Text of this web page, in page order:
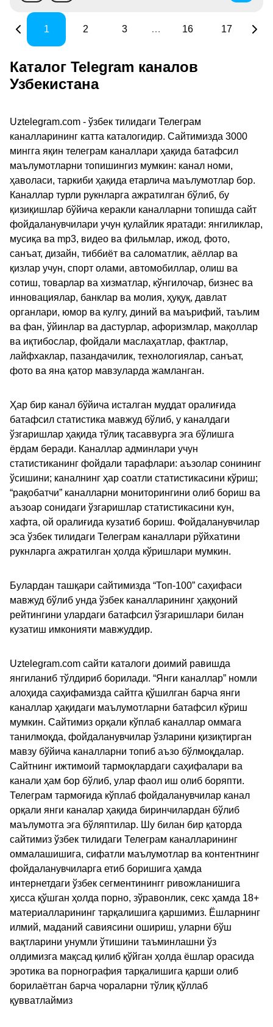
1 2 3 … 16 17
Каталог Telegram каналов
Узбекистана
Uztelegram.com - ўзбек тилидаги Телеграм
каналларининг катта каталогидир. Сайтимизда 3000
мингга яқин телеграм каналлари ҳақида батафсил
маълумотларни топишингиз мумкин: канал номи,
ҳаволаси, таркиби ҳақида етарлича маълумотлар бор.
Каналлар турли рукнларга ажратилган бўлиб, бу
қизиқишлар бўйича керакли каналларни топишда сайт
фойдаланувчилари учун қулайлик яратади: янгиликлар,
мусиқа ва mp3, видео ва фильмлар, ижод, фото,
санъат, дизайн, тиббиёт ва саломатлик, аёллар ва
қизлар учун, спорт олами, автомобиллар, олиш ва
сотиш, товарлар ва хизматлар, кўнгилочар, бизнес ва
инновациялар, банклар ва молия, ҳуқуқ, давлат
органлари, юмор ва кулгу, диний ва маърифий, таълим
ва фан, ўйинлар ва дастурлар, афоризмлар, мақоллар
ва иқтибослар, фойдали маслаҳатлар, фактлар,
лайфхаклар, пазандачилик, технологиялар, санъат,
фото ва яна қатор мавзуларда жамланган.
Ҳар бир канал бўйича исталган муддат оралиғида
батафсил статистика мавжуд бўлиб, у каналдаги
ўзгаришлар ҳақида тўлиқ тасаввурга эга бўлишга
ёрдам беради. Каналлар админлари учун
статистиканинг фойдали тарафлари: аъзолар сонининг
ўсишини; каналнинг ҳар соатли статистикасини кўриш;
“рақобатчи” каналларни мониторингини олиб бориш ва
аъзоар сонидаги ўзгаришлар статистикасини кун,
хафта, ой оралиғида кузатиб бориш. Фойдаланувчилар
эса ўзбек тилидаги Телеграм каналлари рўйхатини
рукнларга ажратилган ҳолда кўришлари мумкин.
Булардан ташқари сайтимизда “Топ-100” саҳифаси
мавжуд бўлиб унда ўзбек каналларининг ҳаққоний
рейтингини улардаги батафсил ўзгаришлари билан
кузатиш имконияти мавжуддир.
Uztelegram.com сайти каталоги доимий равишда
янгиланиб тўлдириб борилади. “Янги каналлар” номли
алоҳида саҳифамизда сайтга қўшилган барча янги
каналлар ҳақидаги маълумотларни батафсил кўриш
мумкин. Сайтимиз орқали кўплаб каналлар оммага
танилмоқда, фойдаланувчилар ўзларини қизиқтирган
мавзу бўйича каналларни топиб аъзо бўлмоқдалар.
Сайтнинг ижтимоий тармоқлардаги саҳифалари ва
канали ҳам бор бўлиб, улар фаол иш олиб боряпти.
Телеграм тармоғида кўплаб фойдаланувчилар канал
орқали янги каналар ҳақида биринчилардан бўлиб
маълумотга эга бўляптилар. Шу билан бир қаторда
сайтимиз ўзбек тилидаги Телеграм каналларининг
оммалашишига, сифатли маълумотлар ва контентнинг
фойдаланувчиларга етиб боришига ҳамда
интернетдаги ўзбек сегментинингг ривожланишига
ҳисса қўшган ҳолда порно, зўравонлик, секс ҳамда 18+
материалларининг тарқалишига қаршимиз. Ёшларнинг
илмий, маданий савиясини ошириш, уларни бўш
вақтларини унумли ўтишини таъминлашни ўз
олдимизга мақсад қилиб қўйган ҳолда ёшлар орасида
эротика ва порнография тарқалишига қарши олиб
борилаётган барча чораларни тўлиқ қўллаб
қувватлаймиз